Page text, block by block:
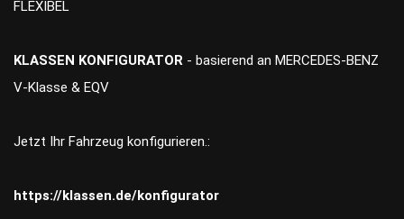
FLEXIBEL
KLASSEN KONFIGURATOR - basierend an MERCEDES-BENZ
V-Klasse & EQV
Jetzt Ihr Fahrzeug konfigurieren.:
https://klassen.de/konfigurator